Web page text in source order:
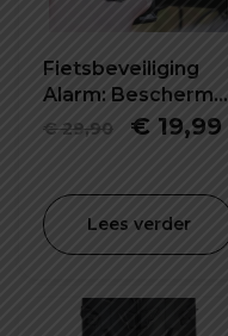
Fietsbeveiliging
Alarm: Bescherm
je fiets tegen
€29,90
was:
€
€ 19,99
Lees verder